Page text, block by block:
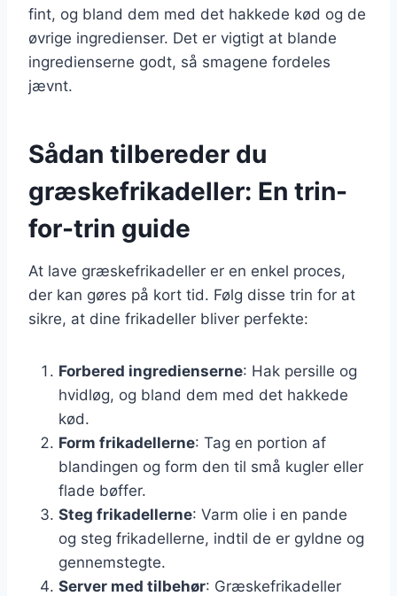
fint, og bland dem med det hakkede kød og de
øvrige ingredienser. Det er vigtigt at blande
ingredienserne godt, så smagene fordeles
jævnt.
Sådan tilbereder du
græskefrikadeller: En trin-
for-trin guide
At lave græskefrikadeller er en enkel proces,
der kan gøres på kort tid. Følg disse trin for at
sikre, at dine frikadeller bliver perfekte:
Forbered ingredienserne: Hak persille og
hvidløg, og bland dem med det hakkede
kød.
Form frikadellerne: Tag en portion af
blandingen og form den til små kugler eller
flade bøffer.
Steg frikadellerne: Varm olie i en pande
og steg frikadellerne, indtil de er gyldne og
gennemstegte.
Server med tilbehør: Græskefrikadeller